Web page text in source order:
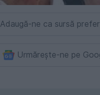
Adaugă-ne ca sursă
Urmărește-ne pe